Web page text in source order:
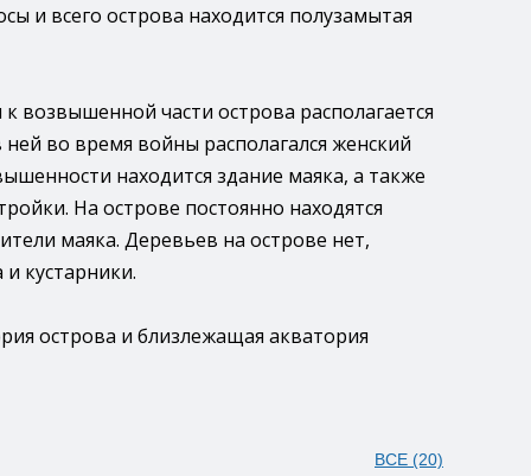
и всего острова находится полузамытая
возвышенной части острова располагается
во время войны располагался женский
находится здание маяка, а также
На острове постоянно находятся
маяка. Деревьев на острове нет,
кустарники.
острова и близлежащая акватория
ВСЕ (20)